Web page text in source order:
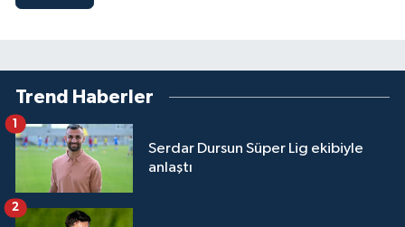
Trend Haberler
Serdar Dursun Süper Lig ekibiyle
anlaştı
1
2